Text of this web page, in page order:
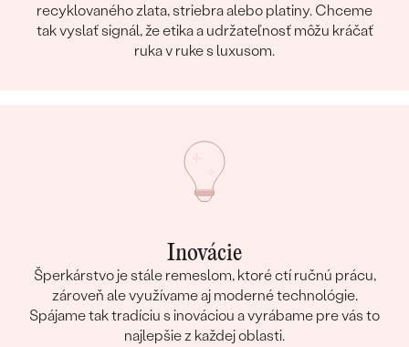
recyklovaného zlata, striebra alebo platiny. Chceme
tak vyslať signál, že etika a udržateľnosť môžu kráčať
ruka v ruke s luxusom.
Inovácie
Šperkárstvo je stále remeslom, ktoré ctí ručnú prácu,
zároveň ale využívame aj moderné technológie.
Spájame tak tradíciu s inováciou a vyrábame pre vás to
najlepšie z každej oblasti.